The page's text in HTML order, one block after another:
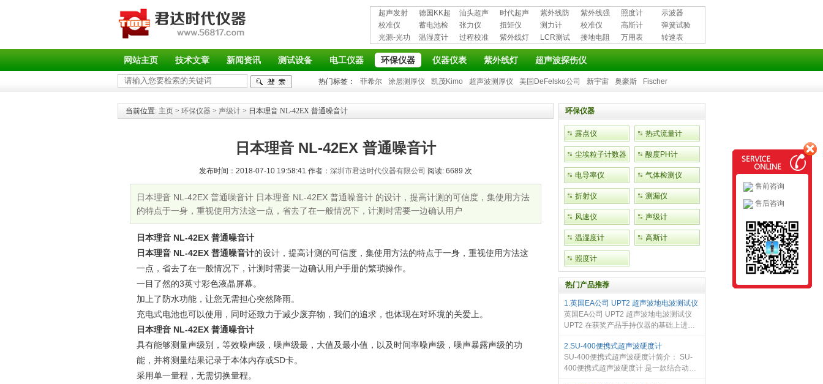
超声发射
接收仪器
德国KK超
声波探伤
仪
汕头超声
超声探伤
仪
时代超声
波探伤仪
紫外线防
护用品
紫外线强
度计
照度计
示波器
校准仪
蓄电池检
测仪
张力仪 扭矩仪 测力计 校准仪 高斯计
弹簧试验
机
光源-光功
率计
温湿度计
过程校准
仪
紫外线灯
LCR测试
仪
接地电阻
测试仪
万用表 转速表
网站主页 技术文章 新闻资讯 测试设备 电工仪器 环保仪器 仪器仪表 紫外线灯 超声波探伤仪
热门标签： 菲希尔 涂层测厚仪 凯茂Kimo 超声波测厚仪 美国DeFelsko公司 新宇宙 奥豪斯 Fischer
当前位置: 主页 > 环保仪器 > 声级计 > 日本理音 NL-42EX 普通噪音计
日本理音 NL-42EX 普通噪音计
发布时间：2018-07-10 19:58:41 作者： 深圳市君达时代仪器有限公司 阅读: 6689 次
日本理音 NL-42EX 普通噪音计 日本理音 NL-42EX 普通噪音计 的设计，提高计测的可信度，集使用方法
的特点于一身，重视使用方法这一点，省去了在一般情况下，计测时需要一边确认用户
日本理音 NL-42EX 普通噪音计
日本理音 NL-42EX 普通噪音计的设计，提高计测的可信度，集使用方法的特点于一身，重视使用方法这
一点，省去了在一般情况下，计测时需要一边确认用户手册的繁琐操作。
一目了然的3英寸彩色液晶屏幕。
加上了防水功能，让您无需担心突然降雨。
充电式电池也可以使用，同时还致力于减少废弃物，我们的追求，也体现在对环境的关爱上。
日本理音 NL-42EX 普通噪音计
具有能够测量声级别，等效噪声级，噪声级最，大值及最小值，以及时间率噪声级，噪声暴露声级的功
能，并将测量结果记录于本体内存或SD卡。
采用单一量程，无需切换量程。
环保仪器
露点仪 热式流量计
尘埃粒子计数器 酸度PH计
电导率仪 气体检测仪
折射仪 测漏仪
风速仪 声级计
温湿度计 高斯计
照度计
热门产品推荐
1.英国EA公司 UPT2 超声波地电波测试仪
英国EA公司 UPT2 超声波地电波测试仪
UPT2 在获奖产品手持仪器的基础上进行
备的PD测量、电缆、架空线；这个第二代
的产品被称作 英国EA公司 UPT
2.SU-400便携式超声波硬度计
SU-400便携式超声波硬度计简介： SU-
400便携式超声波硬度计 是一款结合动态
售前咨询
售后咨询